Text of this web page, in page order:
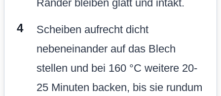
Ränder bleiben glatt und intakt.
Scheiben aufrecht dicht
nebeneinander auf das Blech
stellen und bei 160 °C weitere 20-
25 Minuten backen, bis sie rundum